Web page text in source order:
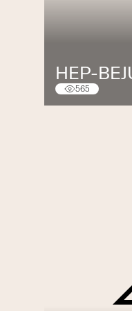
Siège social
Succursale
HEP-
565